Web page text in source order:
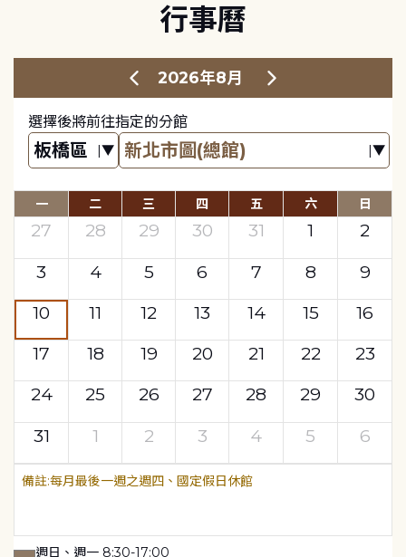
行事曆
2026年8月
選擇後將前往指定的分館
一 二 三 四 五 六 日
27 28 29 30 31 1
2
3
4 5 6 7 8
9
10
11 12 13 14 15
16
17
18 19 20 21 22
23
24
25 26 27 28 29
30
31
1 2 3 4 5 6
每月最後一週之週四、國定假日休館
週日、週一 8:30-17:00